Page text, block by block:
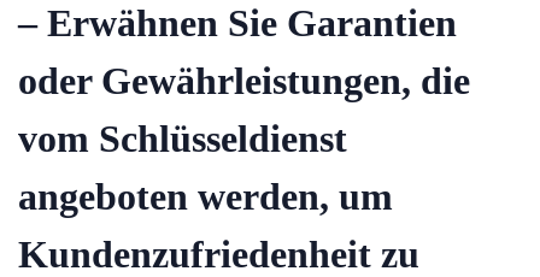
– Erwähnen Sie Garantien
oder Gewährleistungen, die
vom Schlüsseldienst
angeboten werden, um
Kundenzufriedenheit zu